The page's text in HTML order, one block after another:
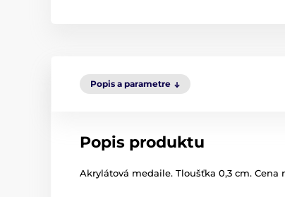
Popis a parametre
Popis produktu
Akrylátová medaile. Tloušťka 0,3 cm.